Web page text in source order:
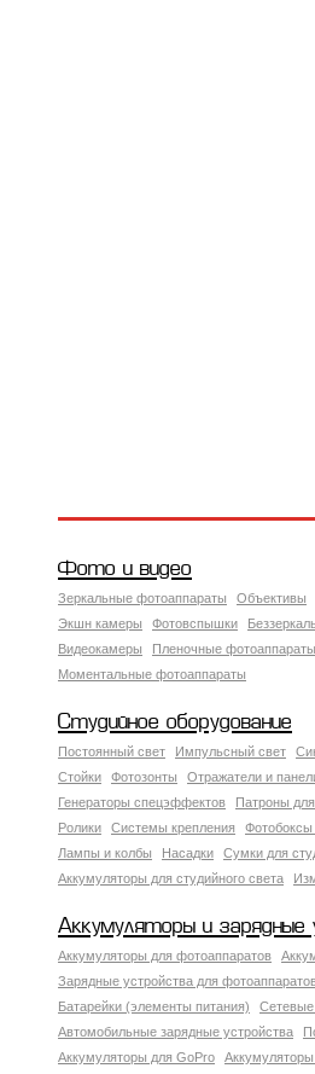
Фото и видео
Зеркальные фотоаппараты Объективы
Экшн камеры
Фотовспышки
Видеокамеры
Пленочные фотоаппараты
Моментальные фотоаппараты
Студийное оборудование
Постоянный свет Импульсный свет
Стойки
Фотозонты Отражатели и
Генераторы спецэффектов
Патроны
Ролики
Системы крепления
Лампы и колбы
Насадки
Сумки для
Аккумуляторы для студийного света
Аккумуляторы и зарядные
Аккумуляторы для фотоаппаратов
Зарядные устройства для
Батарейки (элементы питания)
Сетевые
Автомобильные зарядные устройства
Аккумуляторы для GoPro